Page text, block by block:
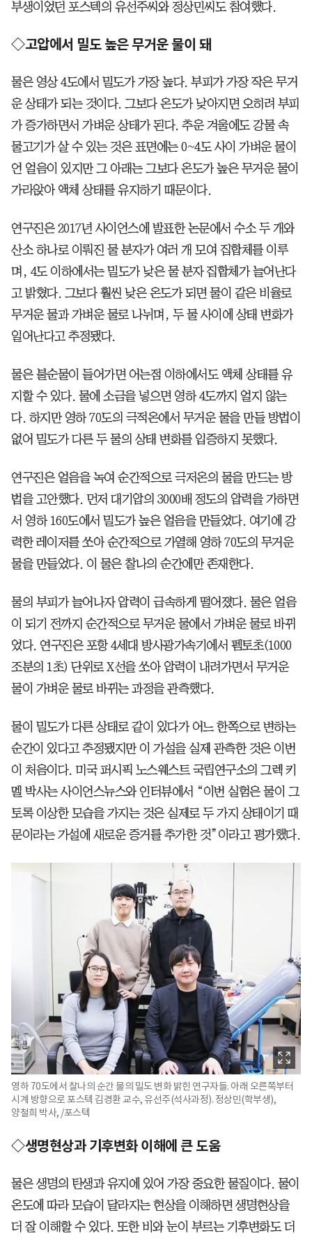
부생이었던 포스텍의 유선주씨와 정상민씨도 참여했다.
◇고압에서 밀도 높은 무거운 물이 돼
물은 영상 4도에서 밀도가 가장 높다. 부피가 가장 작은 무거
운 상태가 되는 것이다. 그보다 온도가 낮아지면 오히려 부피
가 증가하면서 가벼운 상태가 된다. 추운 겨울에도 강물 속
물고기가 살 수 있는 것은 표면에는 0~4도 사이 가벼운 물이
언 얼음이 있지만 그 아래는 그보다 온도가 높은 무거운 물이
가라앉아 액체 상태를 유지하기 때문이다.
연구진은 2017년 사이언스에 발표한 논문에서 수소 두 개와
산소 하나로 이뤄진 물 분자가 여러 개 모여 집합체를 이루
며, 4도 이하에서는 밀도가 낮은 물 분자 집합체가 늘어난다
고 밝혔다. 그보다 훨씬 낮은 온도가 되면 물이 같은 비율로
무거운 물과 가벼운 물로 나뉘며, 두 물 사이에 상태 변화가
일어난다고 추정됐다.
물은 불순물이 들어가면 어는점 이하에서도 액체 상태를 유
지할 수 있다. 물에 소금을 넣으면 영하 4도까지 얼지 않는
다. 하지만 영하 70도의 극적온에서 무거운 물을 만들 방법이
없어 밀도가 다른 두 물의 상태 변화를 입증하지 못했다.
연구진은 얼음을 녹여 순간적으로 극저온의 물을 만드는 방
법을 고안했다. 먼저 대기압의 3000배 정도의 압력을 가하면
서 영하 160도에서 밀도가 높은 얼음을 만들었다. 여기에 강
력한 레이저를 쏘아 순간적으로 가열해 영하 70도의 무거운
물을 만들었다. 이 물은 찰나의 순간에만 존재한다.
물의 부피가 늘어나자 압력이 급속하게 떨어졌다. 물은 얼음
이 되기 전까지 순간적으로 무거운 물에서 가벼운 물로 바뀌
었다. 연구진은 포항 4세대 방사광가속기에서 펨토초(1000
조분의 1초) 단위로 X선을 쏘아 압력이 내려가면서 무거운
물이 가벼운 물로 바뀌는 과정을 관측했다.
물이 밀도가 다른 상태로 같이 있다가 어느 한쪽으로 변하는
순간이 있다고 추정됐지만 이 가설을 실제 관측한 것은 이번
이 처음이다. 미국 퍼시픽 노스웨스트 국립연구소의 그렉 키
멜 박사는 사이언스뉴스와 인터뷰에서 “이번 실험은 물이 그
토록 이상한 모습을 가지는 것은 실제로 두 가지 상태이기 때
문이라는 가설에 새로운 증거를 추가한 것”이라고 평가했다.
영하 70도에서 찰나의 순간 물의 밀도 변화 밝힌 연구자들. 아래 오른쪽부터
시계 방향으로 포스텍 김경환 교수, 유선주(석사과정). 정상민(학부생),
양철희 박사, /포스텍
◇생명현상과 기후변화 이해에 큰 도움
물은 생명의 탄생과 유지에 있어 가장 중요한 물질이다. 물이
온도에 따라 모습이 달라지는 현상을 이해하면 생명현상을
더 잘 이해할 수 있다. 또한 비와 눈이 부르는 기후변화도 더